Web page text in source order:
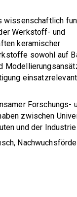
wissenschaftlich
Werkstoff- und
keramischer
sowohl auf
Forschungs-
zwischen
und der Industrie